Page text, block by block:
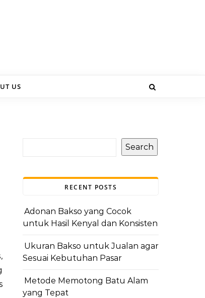
US
Search
RECENT POSTS
Adonan Bakso yang Cocok
untuk Hasil Kenyal dan Konsisten
Ukuran Bakso untuk Jualan agar
Sesuai Kebutuhan Pasar
Metode Memotong Batu Alam
yang Tepat